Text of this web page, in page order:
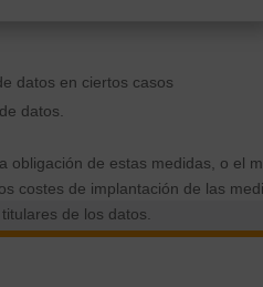
en marcha de un tratamiento
datos en ciertos casos
datos.
obligación de estas medidas, o el
costes de implantación de las
de los datos.